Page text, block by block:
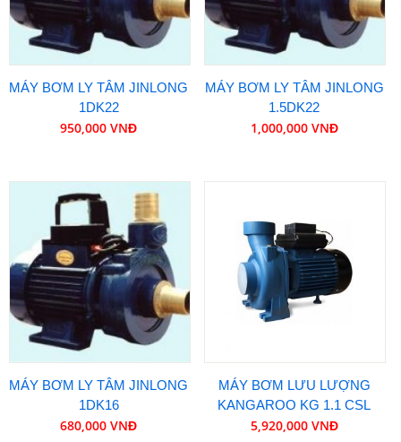
MÁY BƠM LY TÂM JINLONG
1DK22
950,000 VNĐ
MÁY BƠM LY TÂM JINLONG
1.5DK22
1,000,000 VNĐ
MÁY BƠM LY TÂM JINLONG
1DK16
680,000 VNĐ
MÁY BƠM LƯU LƯỢNG
KANGAROO KG 1.1 CSL
5,920,000 VNĐ